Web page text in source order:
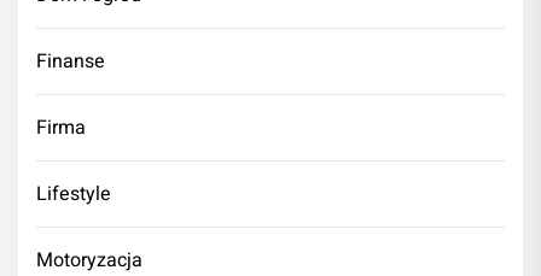
Finanse
Firma
Lifestyle
Motoryzacja